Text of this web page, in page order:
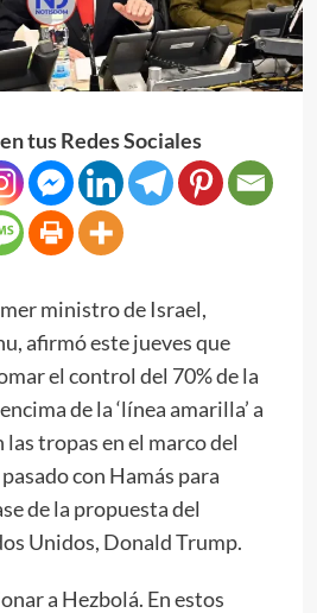
tus Redes Sociales
ministro de Israel,
afirmó este jueves que
el control del 70% de la
de la ‘línea amarilla’ a
las tropas en el marco del
con Hamás para
de la propuesta del
Unidos, Donald Trump.
a Hezbolá. En estos